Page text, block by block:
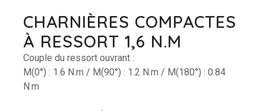
CHARNIÈRES COMPACTES
À RESSORT 1,6 N.M
Couple du ressort ouvrant :
M(0°) : 1.6 N.m / M(90°) : 1.2 N.m / M(180°) : 0.84
N.m